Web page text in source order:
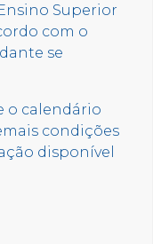
Superior
com o
se
o calendário
condições
disponível